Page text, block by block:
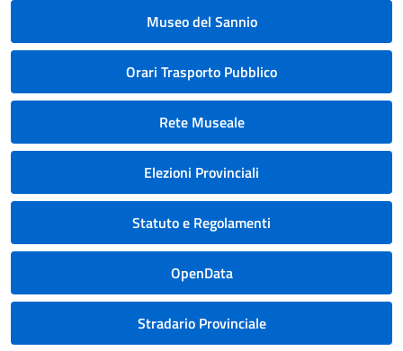
Museo del Sannio
Orari Trasporto Pubblico
Rete Museale
Elezioni Provinciali
Statuto e Regolamenti
OpenData
Stradario Provinciale